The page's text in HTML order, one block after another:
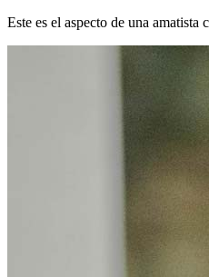
Este es el aspecto de una amatista